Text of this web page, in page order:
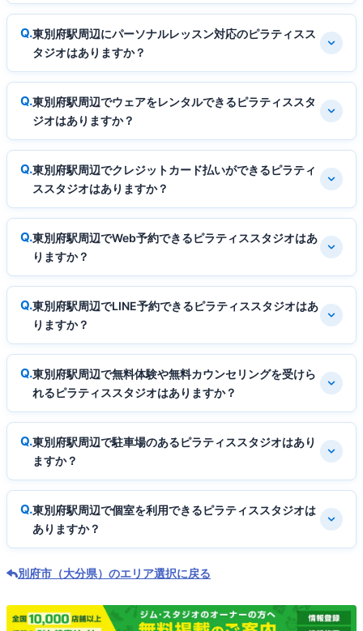
東別府駅周辺にパーソナルレッスン対応のピラティスス
タジオはありますか？
東別府駅周辺でウェアをレンタルできるピラティススタ
ジオはありますか？
東別府駅周辺でクレジットカード払いができるピラティ
ススタジオはありますか？
東別府駅周辺でWeb予約できるピラティススタジオはあ
りますか？
東別府駅周辺でLINE予約できるピラティススタジオはあ
りますか？
東別府駅周辺で無料体験や無料カウンセリングを受けら
れるピラティススタジオはありますか？
東別府駅周辺で駐車場のあるピラティススタジオはあり
ますか？
東別府駅周辺で個室を利用できるピラティススタジオは
ありますか？
別府市（大分県）のエリア選択に戻る